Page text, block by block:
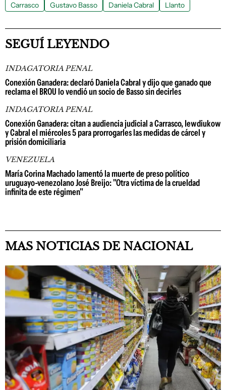
Carrasco
Gustavo Basso Daniela Cabral Llanto
SEGUÍ LEYENDO
INDAGATORIA PENAL
Conexión Ganadera: declaró Daniela Cabral y dijo que ganado que
reclama el BROU lo vendió un socio de Basso sin decirles
INDAGATORIA PENAL
Conexión Ganadera: citan a audiencia judicial a Carrasco, Iewdiukow
y Cabral el miércoles 5 para prorrogarles las medidas de cárcel y
prisión domiciliaria
VENEZUELA
María Corina Machado lamentó la muerte de preso político
uruguayo-venezolano José Breijo: "Otra víctima de la crueldad
infinita de este régimen"
MAS NOTICIAS DE NACIONAL